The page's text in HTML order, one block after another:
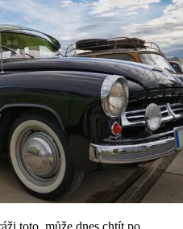
toto, může dnes chtít po